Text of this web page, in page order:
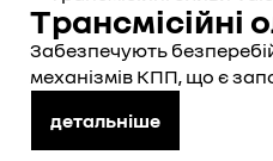
Трансмісійні
Забезпечують
механізмів КПП, що є
детальніше